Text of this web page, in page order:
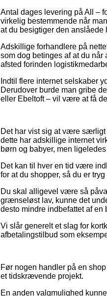
Antal dages levering på All –
virkelig bestemmende når
at du besigtiger den anslåede
Adskillige forhandlere på
som dog betinges af at du
afsted forinden
Indtil flere internet selskaber
Derudover burde man gribe
eller Ebeltoft – vil være at få
Det har vist sig at være særligt
dette har adskillige internet
børn og babyer, men
Det kan til hver en tid være
for at du shopper, så du er
Du skal alligevel være så
grænseløst lav, kunne det
desto mindre indbefattet af en
Vi slår generelt et slag for
afbetalingstilbud som
Før nogen handler på en
et tidskrævende projekt.
En anden valgmulighed